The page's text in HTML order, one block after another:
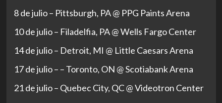
8 de julio – Pittsburgh, PA @ PPG Paints Arena
10 de julio – Filadelfia, PA @ Wells Fargo Center
14 de julio – Detroit, MI @ Little Caesars Arena
17 de julio – – Toronto, ON @ Scotiabank Arena
21 de julio – Quebec City, QC @ Videotron Center